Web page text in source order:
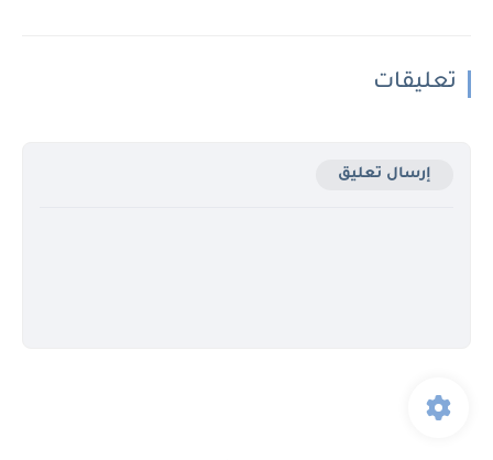
تعليقات
إرسال تعليق